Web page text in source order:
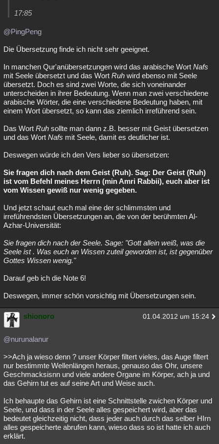
Lesenswert
17:85
@PingPeng
Die Übersetzung finde ich nicht sehr geeignet.
In manchen Qur'anübersetzungen wird das arabische Wort Nafs
mit Seele übersetzt und das Wort Ruh wird ebenso mit Seele
übersetzt. Doch es sind zwei Worte, die sich voneinander
unterscheiden in ihrer Bedeutung. Wenn man zwei verschiedene
arabische Wörter, die eine verschiedene Bedeutung haben, mit
einem Wort übersetzt, so kann das ziemlich irreführend sein.
Das Wort Ruh sollte man dann z.B. besser mit Geist übersetzen
und das Wort Nafs mit Seele, damit es deutlicher ist.
Deswegen würde ich den Vers lieber so übersetzen:
Sie fragen dich nach dem Geist (Ruh). Sag: Der Geist (Ruh)
ist vom Befehl meines Herrn (min Amri Rabbii), euch aber ist
vom Wissen gewiß nur wenig gegeben.
Und jetzt schaut euch mal eine der schlimmsten und
irreführendsten Übersetzungen an, die von der berühmten Al-
Azhar-Universität:
Sie fragen dich nach der Seele. Sage: "Gott allein weiß, was die
Seele ist . Was euch an Wissen zuteil geworden ist, ist gegenüber
Gottes Wissen wenig."
Darauf geb ich die Note 6!
Deswegen, immer schön vorsichtig mit Übersetzungen sein.
shionoro 01.04.2012 um 15:24
@nurunalanur
>>Ach ja wieso denn ? unser Körper filtert vieles, das Auge filtert
nur bestimmte Wellenlängen heraus, genauso das Ohr, unsere
Geschmacksisnn und viele andere Organe im Körper, ach ja und
das Gehirn tut es auf seine Art und Weise auch.
Ich behaupte das Gehirn ist eine Schnittstelle zwichen Körper und
Seele, und dass in der Seele alles gespeichert wird, aber das
bedeutet gleichzeitig nicht, dass jeder auch durch das selber HIrn
alles gespeicherte abrufen kann, wieso dass so ist hatte ich auch
erklärt.